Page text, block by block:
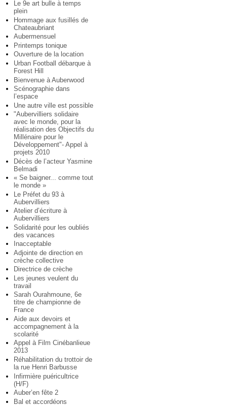
Le 9e art bulle à temps
plein
Hommage aux fusillés de
Chateaubriant
Aubermensuel
Printemps tonique
Ouverture de la location
Urban Football débarque à
Forest Hill
Bienvenue à Auberwood
Scénographie dans
l’espace
Une autre ville est possible
"Aubervilliers solidaire
avec le monde, pour la
réalisation des Objectifs du
Millénaire pour le
Développement"- Appel à
projets 2010
Décès de l’acteur Yasmine
Belmadi
« Se baigner... comme tout
le monde »
Le Préfet du 93 à
Aubervilliers
Atelier d’écriture à
Aubervilliers
Solidarité pour les oubliés
des vacances
Inacceptable
Adjointe de direction en
crèche collective
Directrice de crèche
Les jeunes veulent du
travail
Sarah Ourahmoune, 6e
titre de championne de
France
Aide aux devoirs et
accompagnement à la
scolarité
Appel à Film Cinébanlieue
2013
Réhabilitation du trottoir de
la rue Henri Barbusse
Infirmière puéricultrice
(H/F)
Auber’en fête 2
Bal et accordéons